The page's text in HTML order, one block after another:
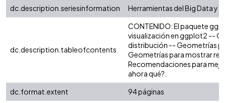
dc.description.seriesinformation
Herramientas del Big Data y
dc.description.tableofcontents
CONTENIDO: El paquete
visualización en ggplot2 --
distribución -- Geometrías
Geometrías para mostrar
Recomendaciones para
ahora qué?.
dc.format.extent
94 páginas